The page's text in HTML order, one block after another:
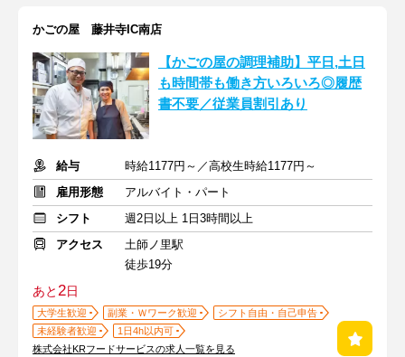
かごの屋 藤井寺IC南店
【かごの屋の調理補助】平日,土日
も時間帯も働き方いろいろ◎履歴
書不要／従業員割引あり
給与
時給1177円～／高校生時給1177円～
雇用形態
アルバイト・パート
シフト
週2日以上 1日3時間以上
アクセス
土師ノ里駅
徒歩19分
あと2日
大学生歓迎 副業・Ｗワーク歓迎
シフト自由・自己申告
未経験者歓迎
1日4h以内可
株式会社KRフードサービスの求人一覧を見る